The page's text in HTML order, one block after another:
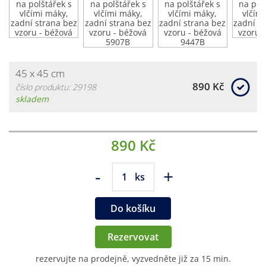
45 x 45 cm
číslo produktu: 29198
skladem
890 Kč
890 Kč
- ks +
Do košíku
Rezervovat
rezervujte na prodejně, vyzvedněte již za 15 min.